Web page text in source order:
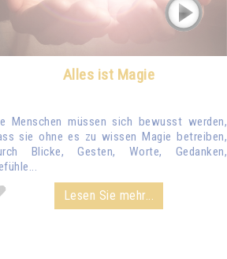
Alles ist Magie
Menschen müssen sich bewusst werden,
sie ohne es zu wissen Magie betreiben,
Blicke, Gesten, Worte, Gedanken,
Lesen Sie mehr...